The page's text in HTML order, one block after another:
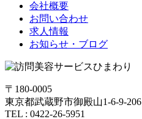
会社概要
お問い合わせ
求人情報
お知らせ・ブログ
〒180-0005
東京都武蔵野市御殿山1-6-9-206
TEL : 0422-26-5951